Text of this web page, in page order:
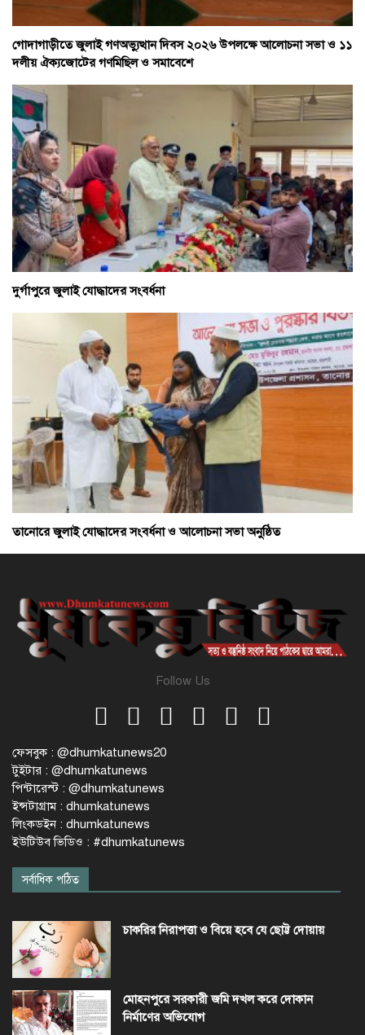
গোদাগাড়ীতে জুলাই গণঅভ্যুত্থান দিবস ২০২৬ উপলক্ষে আলোচনা সভা ও ১১
দলীয় ঐক্যজোটের গণমিছিল ও সমাবেশে
দুর্গাপুরে জুলাই যোদ্ধাদের সংবর্ধনা
তানোরে জুলাই যোদ্ধাদের সংবর্ধনা ও আলোচনা সভা অনুষ্ঠিত
Follow Us
ফেসবুক : @dhumkatunews20
টুইটার : @dhumkatunews
পিন্টারেস্ট : @dhumkatunews
ইন্সটাগ্রাম : dhumkatunews
লিংকডইন : dhumkatunews
ইউটিউব ভিডিও : #dhumkatunews
সর্বাধিক পঠিত
চাকরির নিরাপত্তা ও বিয়ে হবে যে ছোট্ট দোয়ায়
মোহনপুরে সরকারী জমি দখল করে দোকান
নির্মাণের অভিযোগ